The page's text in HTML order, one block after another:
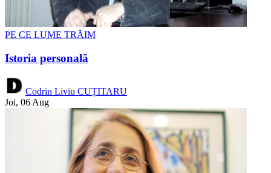
PE CE LUME TRĂIM
Istoria personală
Codrin Liviu CUȚITARU
Joi, 06 Aug